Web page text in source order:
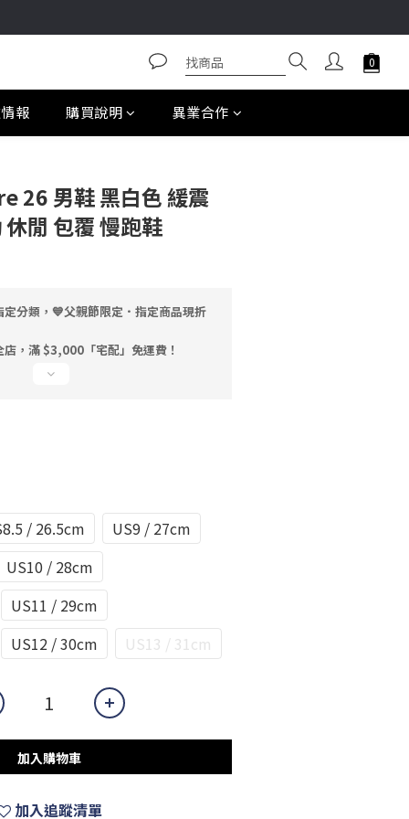
報 購買說明 異業合作
26 男鞋 黑白色 緩震
閒 包覆 慢跑鞋
分類，💙父親節限定．指定商品現折
，滿 $3,000「宅配」免運費！
/ 26.5cm
US9 / 27cm
US10 / 28cm
US11 / 29cm
US12 / 30cm
US13 / 31cm
加入購物車
加入追蹤清單